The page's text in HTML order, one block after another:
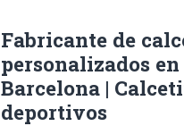
Fabricante de
personalizados en
Barcelona |
deportivos